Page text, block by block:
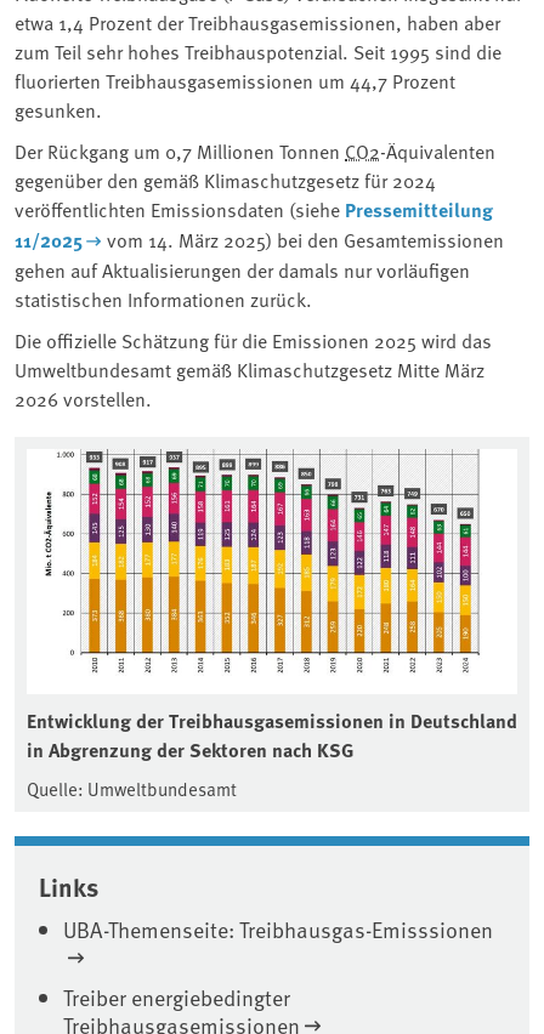
etwa 1,4 Prozent der Treibhausgasemissionen, haben aber
zum Teil sehr hohes Treibhauspotenzial. Seit 1995 sind die
fluorierten Treibhausgasemissionen um 44,7 Prozent
gesunken.
Der Rückgang um 0,7 Millionen Tonnen CO2-Äquivalenten
gegenüber den gemäß Klimaschutzgesetz für 2024
veröffentlichten Emissionsdaten (siehe Pressemitteilung
11/2025
vom 14. März 2025) bei den Gesamtemissionen
gehen auf Aktualisierungen der damals nur vorläufigen
statistischen Informationen zurück.
Die offizielle Schätzung für die Emissionen 2025 wird das
Umweltbundesamt gemäß Klimaschutzgesetz Mitte März
2026 vorstellen.
Associated content
Entwicklung der Treibhausgasemissionen in Deutschland
in Abgrenzung der Sektoren nach KSG
Quelle: Umweltbundesamt
Links
UBA-Themenseite: Treibhausgas-Emisssionen
Treiber energiebedingter
Treibhausgasemissionen